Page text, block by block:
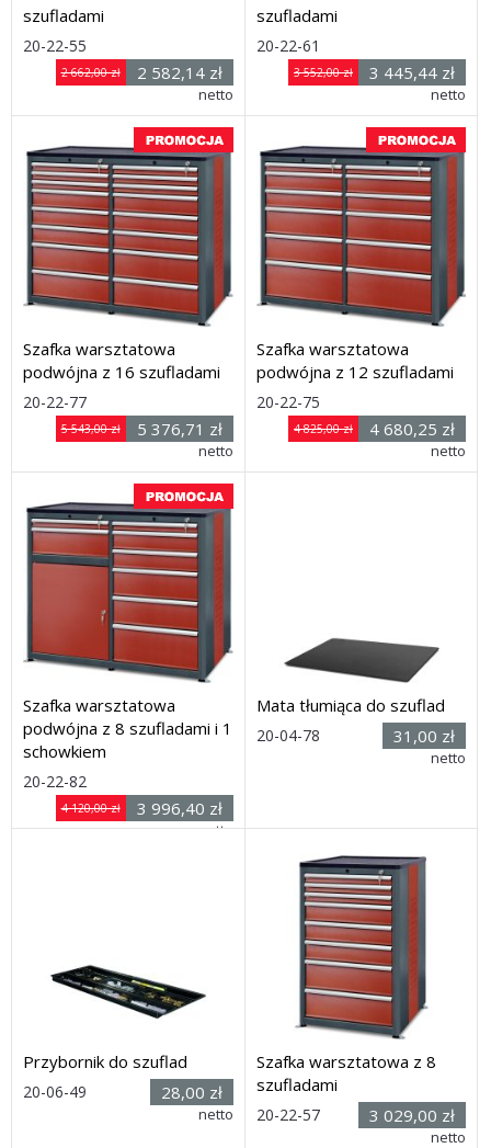
szufladami
20-22-55
2 582,14 zł
2 662,00 zł
netto
Dostawa: 21 dni
szufladami
20-22-61
3 445,44 zł
3 552,00 zł
netto
Dostawa: 21 dni
Szafka warsztatowa
podwójna z 16 szufladami
20-22-77
5 376,71 zł
5 543,00 zł
netto
mm
Dostawa: 21 dni
Szafka warsztatowa
podwójna z 12 szufladami
20-22-75
4 680,25 zł
4 825,00 zł
netto
mm
Szafka warsztatowa
podwójna z 8 szufladami i 1
schowkiem
20-22-82
3 996,40 zł
4 120,00 zł
netto
głęb.) 1030 x 1240 x 600
Mata tłumiąca do szuflad
20-04-78 31,00 zł
netto
Przybornik do szuflad
20-06-49 28,00 zł
netto
Szafka warsztatowa z 8
szufladami
20-22-57 3 029,00 zł
netto